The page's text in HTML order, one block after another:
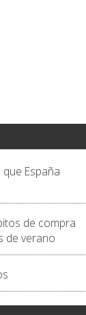
España
de compra
de verano